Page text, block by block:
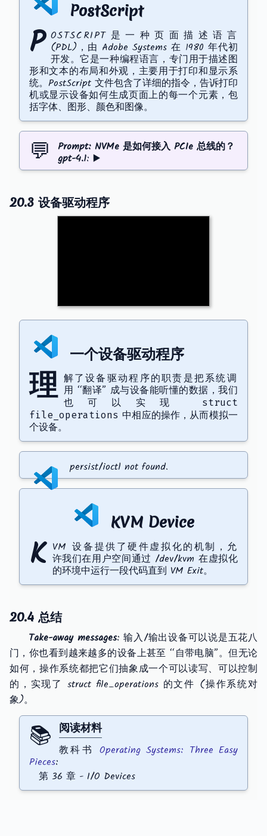
PostScript
P ostScript是一种页面描述语言
(PDL)，由 Adobe Systems 在 1980 年代初
开发。它是一种编程语言，专门用于描述图
形和文本的布局和外观，主要用于打印和显示系
统。PostScript 文件包含了详细的指令，告诉打印
机或显示设备如何生成页面上的每一个元素，包
括字体、图形、颜色和图像。
💬 Prompt: NVMe 是如何接入 PCIe 总线的？
gpt-4.1: ▶️
20.3 设备驱动程序
一个设备驱动程序
理 解了设备驱动程序的职责是把系统调
用 “翻译” 成与设备能听懂的数据，我们
也可以实现
struct
file_operations 中相应的操作，从而模拟一
个设备。
persist/ioctl not found.
KVM Device
K VM 设备提供了硬件虚拟化的机制，允
许我们在用户空间通过 /dev/kvm 在虚拟化
的环境中运行一段代码直到 VM Exit。
20.4 总结
Take-away messages: 输入/输出设备可以说是五花八
门，你也看到越来越多的设备上甚至 “自带电脑”。但无论
如何，操作系统都把它们抽象成一个可以读写、可以控制
的，实现了 struct file_operations 的文件 (操作系统对
象)。
📚 阅读材料
教科书 Operating Systems: Three Easy
Pieces:
第 36 章 - I/O Devices